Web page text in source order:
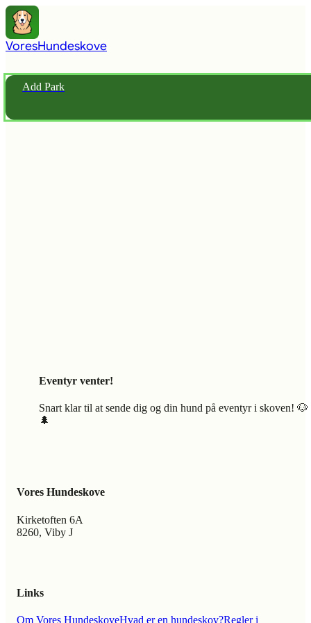
VoresHundeskove
Add Park
Eventyr venter!
Snart klar til at sende dig og din hund på eventyr i skoven! 🐶
🌲
Vores Hundeskove
Kirketoften 6A
8260, Viby J
Links
Om Vores HundeskoveHvad er en hundeskov?Regler i